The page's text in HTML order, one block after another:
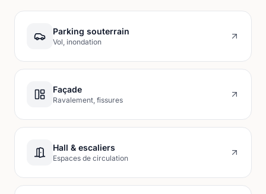
Parking souterrain
Vol, inondation
Façade
Ravalement, fissures
Hall & escaliers
Espaces de circulation